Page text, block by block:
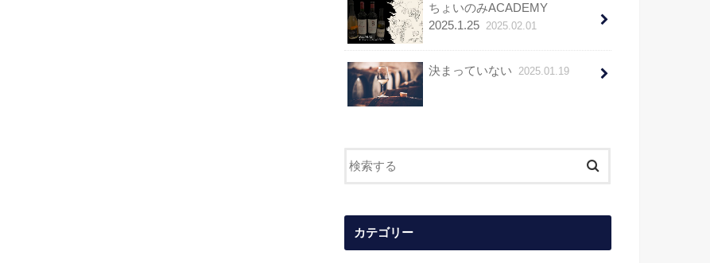
ちょいのみACADEMY
2025.1.25 2025.02.01
決まっていない 2025.01.19
カテゴリー